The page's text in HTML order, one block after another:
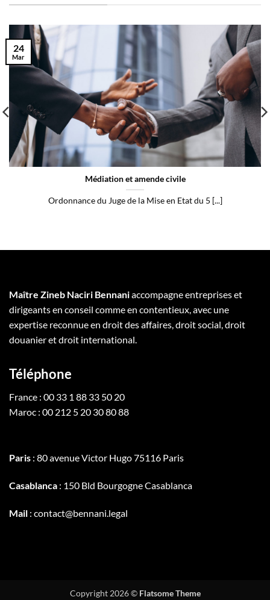
Médiation et amende civile
Ordonnance du Juge de la Mise en Etat du 5 [...]
24
Mar
Maître Zineb Naciri Bennaniaccompagne entreprises et
dirigeants en conseil comme en contentieux, avec une
expertise reconnue en droit des affaires, droit social, droit
douanier et droit international.
Téléphone
France : 00 33 1 88 33 50 20
Maroc : 00 212 5 20 30 80 88
Paris : 80 avenue Victor Hugo 75116 Paris
Casablanca : 150 Bld Bourgogne Casablanca
Mail : contact@bennani.legal
Copyright 2026 © Flatsome Theme